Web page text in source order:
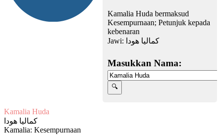
Kamalia Huda bermaksud
Kesempurnaan; Petunjuk kepada
kebenaran
Jawi: كماليا هودا
Masukkan Nama:
Kamalia Huda
كماليا هودا
Kamalia: Kesempurnaan